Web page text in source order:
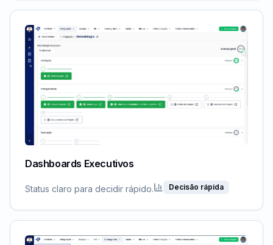
Dashboards Executivos
Status claro para decidir rápido. Decisão rápida